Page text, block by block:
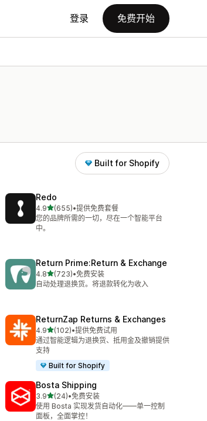
登录 免费开始
Built for Shopify
Redo
4.9星（满分 5 星）
(655)
总共 655 条评论
•提供免费套餐
您的品牌所需的一切，尽在一个智能平台
中。
Return Prime:Return & Exchange
4.8星（满分 5 星）
(723)
总共 723 条评论
•免费安装
自动处理退换货。将退款转化为收入
ReturnZap Returns & Exchanges
4.9星（满分 5 星）
(102)
总共 102 条评论
•提供免费试用
通过智能逻辑为退换货、抵用金及撤销提供
支持
Built for Shopify
Bosta Shipping
3.9星（满分 5 星）
(24)
总共 24 条评论
•免费安装
使用 Bosta 实现发货自动化——单一控制
面板，全面掌控！